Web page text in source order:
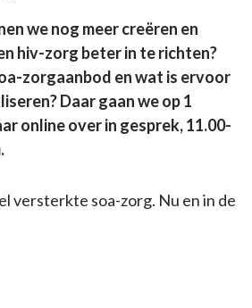
we nog meer creëren en
hiv-zorg beter in te richten?
zorgaanbod en wat is ervoor
Daar gaan we op 1
online over in gesprek, 11.00-
versterkte soa-zorg. Nu en in de